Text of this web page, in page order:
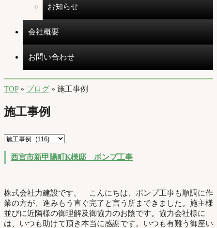
お知らせ
会社概要
お問い合わせ
TOP» ブログ » 施工事例
施工事例
西宮市新甲陽町K様邸 ポンプ工事
株式会社力建設です。 こんにちは、ポンプ工事も順調に作
業の方が、進みもう直ぐ完了と言う所まできました。施主様
並びに近隣様の御理解及御協力のお陰です。協力会社様に
は、いつも助けて頂き本当に感謝です。いつも有難う御座い